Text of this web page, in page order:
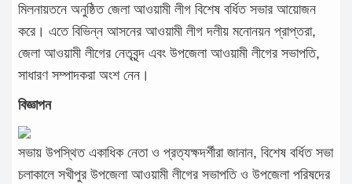
মিলনায়তনে অনুষ্ঠিত জেলা আওয়ামী লীগ বিশেষ বর্ধিত সভার আয়োজন
করে। এতে বিভিন্ন আসনের আওয়ামী লীগ দলীয় মনোনয়ন প্রাপ্তরা,
জেলা আওয়ামী লীগের নেতৃবৃন্দ এবং উপজেলা আওয়ামী লীগের সভাপতি,
সাধারণ সম্পাদকরা অংশ নেন।
বিজ্ঞাপন
সভায় উপস্থিত একাধিক নেতা ও প্রত্যক্ষদর্শীরা জানান, বিশেষ বর্ধিত সভা
চলাকালে সখীপুর উপজেলা আওয়ামী লীগের সভাপতি ও উপজেলা পরিষদের